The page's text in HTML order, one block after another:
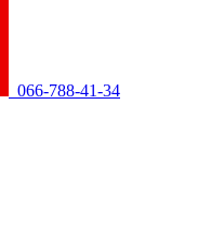
066-788-41-34